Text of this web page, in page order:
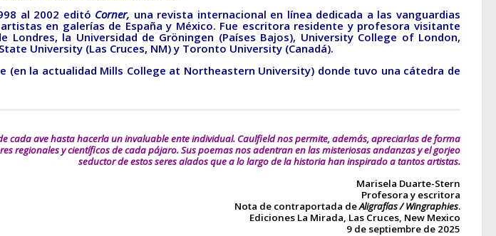
al 2002 editó Corner, una revista internacional en línea dedicada a las vanguardias
en galerías de España y México. Fue escritora residente y profesora visitante
la Universidad de Gröningen (Países Bajos), University College of London,
University (Las Cruces, NM) y Toronto University (Canadá).
(en la actualidad Mills College at Northeastern University) donde tuvo una cátedra de
cada ave hasta hacerla un invaluable ente individual. Caulfield nos permite, además, apreciarlas de forma
regionales y científicos de cada pájaro. Sus poemas nos adentran en las misteriosas andanzas y el gorjeo
seductor de estos seres alados que a lo largo de la historia han inspirado a tantos artistas.
Marisela Duarte-Stern
Profesora y escritora
Nota de contraportada deAligrafías / Wingraphies.
Ediciones La Mirada, Las Cruces, New Mexico
9 de septiembre de 2025